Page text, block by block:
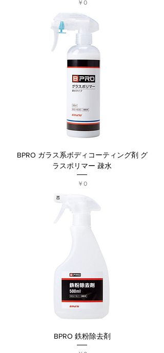
価格
￥0
BPRO ガラス系ボディコーティング剤 グ
ラスポリマー 疎水
価格
￥0
BPRO 鉄粉除去剤